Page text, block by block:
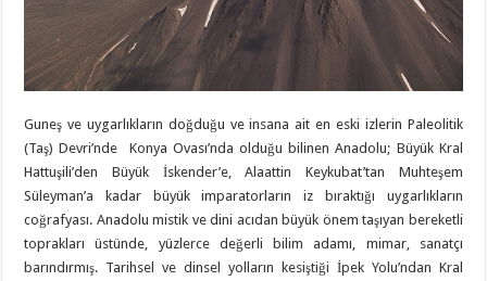
Guneş ve uygarlıkların doğduğu ve insana ait en eski izlerin Paleolitik
(Taş) Devri’nde Konya Ovası’nda olduğu bilinen Anadolu; Büyük Kral
Hattuşili’den Büyük İskender’e, Alaattin Keykubat’tan Muhteşem
Süleyman’a kadar büyük imparatorların iz bıraktığı uygarlıkların
coğrafyası. Anadolu mistik ve dini acıdan büyük önem taşıyan bereketli
toprakları üstünde, yüzlerce değerli bilim adamı, mimar, sanatçı
barındırmış. Tarihsel ve dinsel yolların kesiştiği İpek Yolu’ndan Kral